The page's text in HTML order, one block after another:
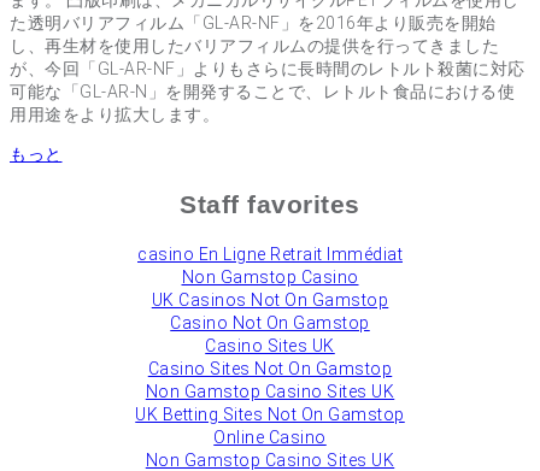
た透明バリアフィルム「GL-AR-NF」を2016年より販売を開始
し、再生材を使用したバリアフィルムの提供を行ってきました
が、今回「GL-AR-NF」よりもさらに長時間のレトルト殺菌に対応
可能な「GL-AR-N」を開発することで、レトルト食品における使
用用途をより拡大します。
もっと
Staff favorites
сasino En Ligne Retrait Immédiat
Non Gamstop Casino
UK Casinos Not On Gamstop
Casino Not On Gamstop
Casino Sites UK
Casino Sites Not On Gamstop
Non Gamstop Casino Sites UK
UK Betting Sites Not On Gamstop
Online Casino
Non Gamstop Casino Sites UK